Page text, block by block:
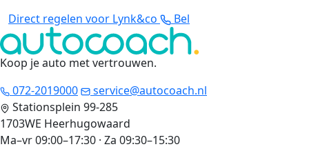
Direct regelen voor Lynk&co
Bel
Koop je auto met vertrouwen.
072-2019000
service@autocoach.nl
Stationsplein 99-285
1703WE Heerhugowaard
Ma–vr 09:00–17:30 · Za 09:30–15:30